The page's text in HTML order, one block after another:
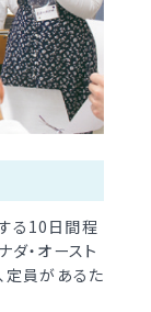
る10日間程
ダ・オースト
定員があるた